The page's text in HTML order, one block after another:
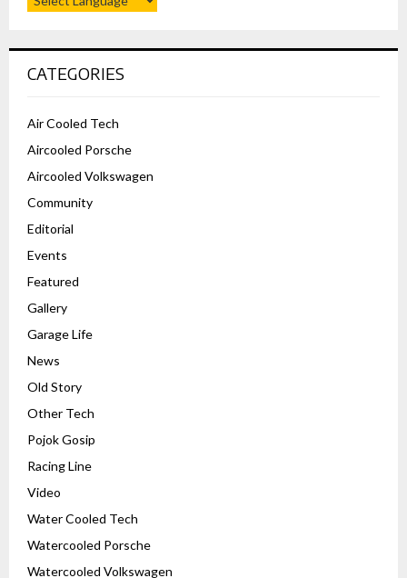
CATEGORIES
Air Cooled Tech
Aircooled Porsche
Aircooled Volkswagen
Community
Editorial
Events
Featured
Gallery
Garage Life
News
Old Story
Other Tech
Pojok Gosip
Racing Line
Video
Water Cooled Tech
Watercooled Porsche
Watercooled Volkswagen